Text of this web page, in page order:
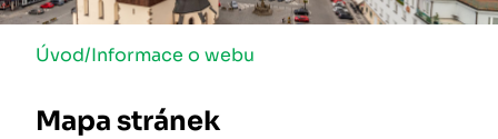
Úvod/Informace o webu
Mapa stránek